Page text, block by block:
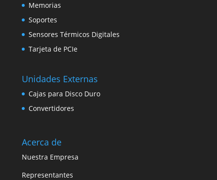
Memorias
Soportes
Sensores Térmicos Digitales
Tarjeta de PCIe
Unidades Externas
Cajas para Disco Duro
Convertidores
Acerca de
Nuestra Empresa
Representantes